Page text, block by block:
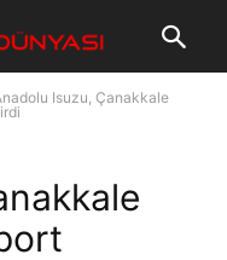
Isuzu, Çanakkale